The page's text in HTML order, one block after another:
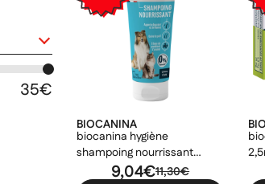
35€
BIOCANINA
biocanina hygiène
shampoing nourrissant
chiens chats 200ml
11,30€
9,04€